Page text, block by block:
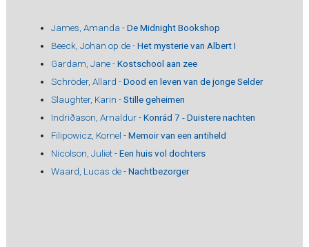
James, Amanda -De Midnight Bookshop
Beeck, Johan op de -Het mysterie van Albert I
Gardam, Jane -Kostschool aan zee
Schröder, Allard -Dood en leven van de jonge Selder
Slaughter, Karin -Stille geheimen
Indriðason, Arnaldur -Konrád 7 - Duistere nachten
Filipowicz, Kornel -Memoir van een antiheld
Nicolson, Juliet -Een huis vol dochters
Waard, Lucas de -Nachtbezorger